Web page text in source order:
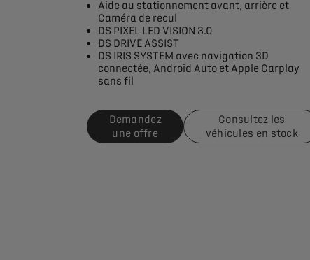
Aide au stationnement avant, arrière et
Caméra de recul
DS PIXEL LED VISION 3.0
DS DRIVE ASSIST
DS IRIS SYSTEM avec navigation 3D
connectée, Android Auto et Apple Carplay
sans fil
Demandez
une offre
Consultez les
véhicules en stock